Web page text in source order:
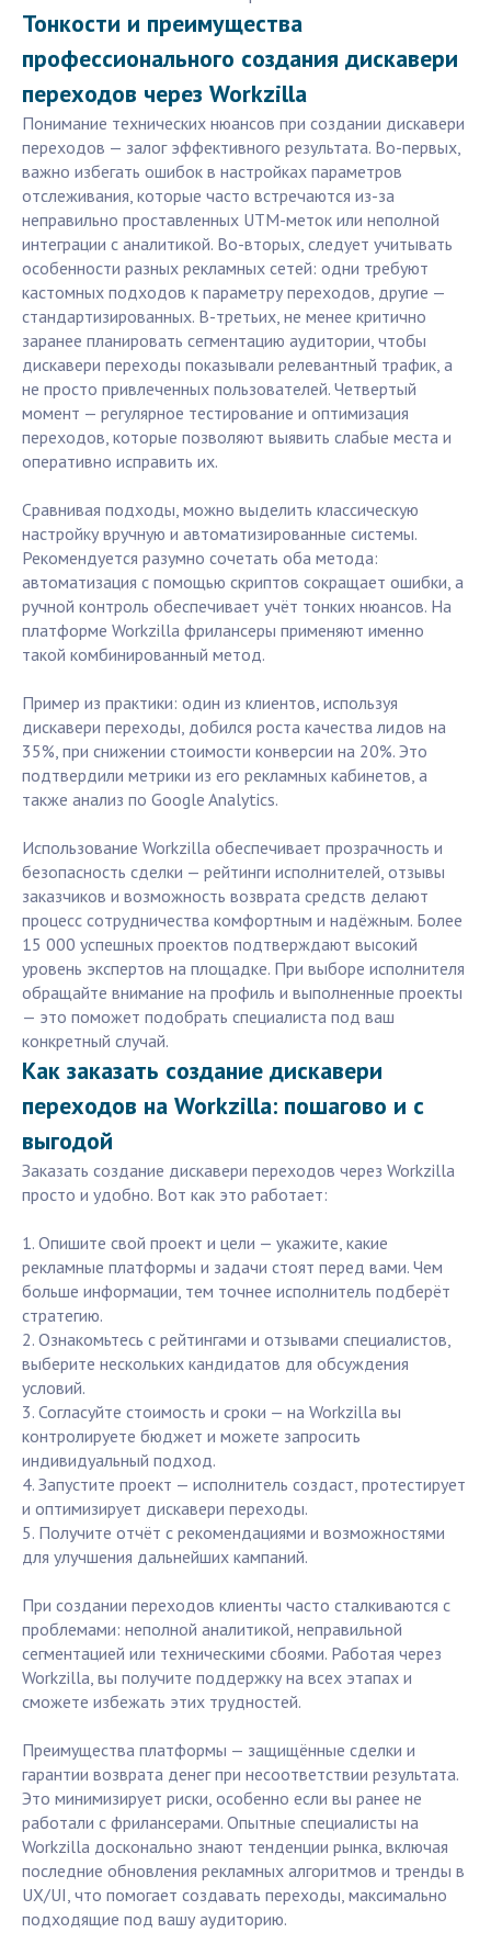
Тонкости и преимущества
профессионального создания дискавери
переходов через Workzilla
Понимание технических нюансов при создании дискавери
переходов — залог эффективного результата. Во-первых,
важно избегать ошибок в настройках параметров
отслеживания, которые часто встречаются из-за
неправильно проставленных UTM-меток или неполной
интеграции с аналитикой. Во-вторых, следует учитывать
особенности разных рекламных сетей: одни требуют
кастомных подходов к параметру переходов, другие —
стандартизированных. В-третьих, не менее критично
заранее планировать сегментацию аудитории, чтобы
дискавери переходы показывали релевантный трафик, а
не просто привлеченных пользователей. Четвертый
момент — регулярное тестирование и оптимизация
переходов, которые позволяют выявить слабые места и
оперативно исправить их.
Сравнивая подходы, можно выделить классическую
настройку вручную и автоматизированные системы.
Рекомендуется разумно сочетать оба метода:
автоматизация с помощью скриптов сокращает ошибки, а
ручной контроль обеспечивает учёт тонких нюансов. На
платформе Workzilla фрилансеры применяют именно
такой комбинированный метод.
Пример из практики: один из клиентов, используя
дискавери переходы, добился роста качества лидов на
35%, при снижении стоимости конверсии на 20%. Это
подтвердили метрики из его рекламных кабинетов, а
также анализ по Google Analytics.
Использование Workzilla обеспечивает прозрачность и
безопасность сделки — рейтинги исполнителей, отзывы
заказчиков и возможность возврата средств делают
процесс сотрудничества комфортным и надёжным. Более
15 000 успешных проектов подтверждают высокий
уровень экспертов на площадке. При выборе исполнителя
обращайте внимание на профиль и выполненные проекты
— это поможет подобрать специалиста под ваш
конкретный случай.
Как заказать создание дискавери
переходов на Workzilla: пошагово и с
выгодой
Заказать создание дискавери переходов через Workzilla
просто и удобно. Вот как это работает:
1. Опишите свой проект и цели — укажите, какие
рекламные платформы и задачи стоят перед вами. Чем
больше информации, тем точнее исполнитель подберёт
стратегию.
2. Ознакомьтесь с рейтингами и отзывами специалистов,
выберите нескольких кандидатов для обсуждения
условий.
3. Согласуйте стоимость и сроки — на Workzilla вы
контролируете бюджет и можете запросить
индивидуальный подход.
4. Запустите проект — исполнитель создаст, протестирует
и оптимизирует дискавери переходы.
5. Получите отчёт с рекомендациями и возможностями
для улучшения дальнейших кампаний.
При создании переходов клиенты часто сталкиваются с
проблемами: неполной аналитикой, неправильной
сегментацией или техническими сбоями. Работая через
Workzilla, вы получите поддержку на всех этапах и
сможете избежать этих трудностей.
Преимущества платформы — защищённые сделки и
гарантии возврата денег при несоответствии результата.
Это минимизирует риски, особенно если вы ранее не
работали с фрилансерами. Опытные специалисты на
Workzilla досконально знают тенденции рынка, включая
последние обновления рекламных алгоритмов и тренды в
UX/UI, что помогает создавать переходы, максимально
подходящие под вашу аудиторию.